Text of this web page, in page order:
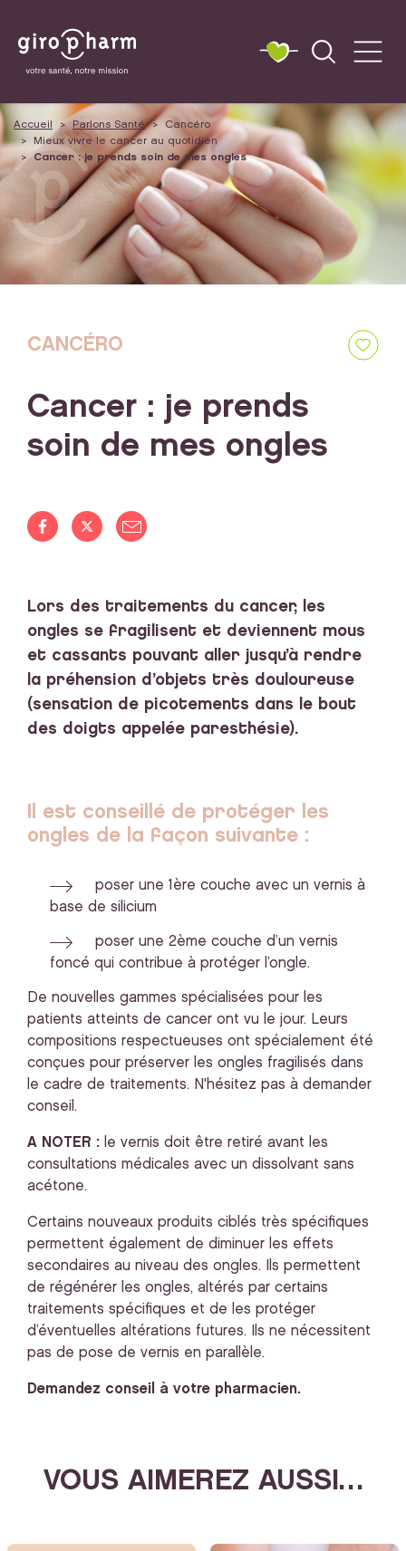
Accueil Parlons Santé
Cancéro
Mieux vivre le cancer au quotidien
Cancer : je prends soin de mes ongles
CANCÉRO
Cancer : je prends
soin de mes ongles
Lors des traitements du cancer, les
ongles se fragilisent et deviennent mous
et cassants pouvant aller jusqu’à rendre
la préhension d’objets très douloureuse
(sensation de picotements dans le bout
des doigts appelée paresthésie).
Il est conseillé de protéger les
ongles de la façon suivante :
poser une 1ère couche avec un vernis à
base de silicium
poser une 2ème couche d’un vernis
foncé qui contribue à protéger l’ongle.
De nouvelles gammes spécialisées pour les
patients atteints de cancer ont vu le jour. Leurs
compositions respectueuses ont spécialement été
conçues pour préserver les ongles fragilisés dans
le cadre de traitements. N'hésitez pas à demander
conseil.
A NOTER : le vernis doit être retiré avant les
consultations médicales avec un dissolvant sans
acétone.
Certains nouveaux produits ciblés très spécifiques
permettent également de diminuer les effets
secondaires au niveau des ongles. Ils permettent
de régénérer les ongles, altérés par certains
traitements spécifiques et de les protéger
d’éventuelles altérations futures. Ils ne nécessitent
pas de pose de vernis en parallèle.
Demandez conseil à votre pharmacien.
VOUS AIMEREZ AUSSI…